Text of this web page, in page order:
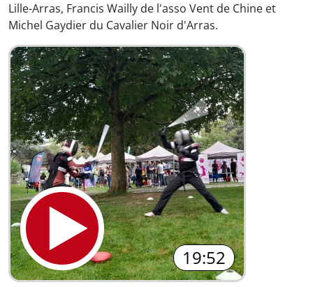
Lille-Arras, Francis Wailly de l'asso Vent de Chine et
Michel Gaydier du Cavalier Noir d'Arras.
19:52